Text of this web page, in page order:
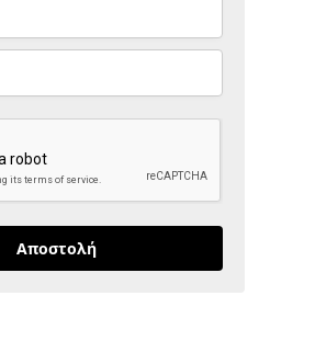
Αποστολή